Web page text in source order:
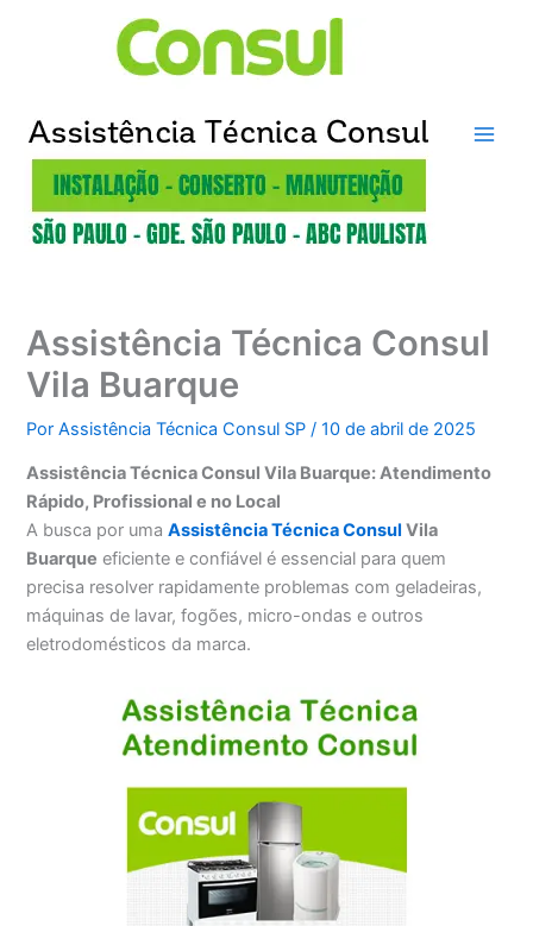
Assistência Técnica Consul
Vila Buarque
PorAssistência Técnica Consul SP/10 de abril de 2025
Assistência Técnica Consul Vila Buarque: Atendimento
Rápido, Profissional e no Local
A busca por umaAssistência Técnica Consul Vila
Buarque eficiente e confiável é essencial para quem
precisa resolver rapidamente problemas com geladeiras,
máquinas de lavar, fogões, micro-ondas e outros
eletrodomésticos da marca.